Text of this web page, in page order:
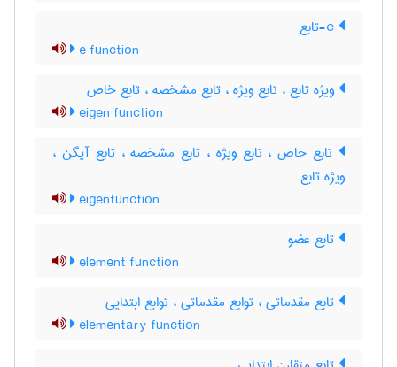
e function
ویژه تابع ، تابع ویژه ، تابع مشخصه ، تابع خاص
eigen function
تابع خاص ، تابع ویژه ، تابع مشخصه ، تابع آیگن ،
ویژه تابع
eigenfunction
تابع عضو
element function
تابع مقدماتی ، توابع مقدماتی ، توابع ابتدایی
elementary function